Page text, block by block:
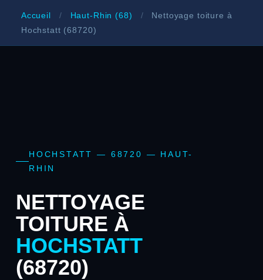
Accueil / Haut-Rhin (68) /
Nettoyage toiture à
Hochstatt (68720)
HOCHSTATT — 68720 — HAUT-
RHIN
NETTOYAGE
TOITURE À
HOCHSTATT
(68720)